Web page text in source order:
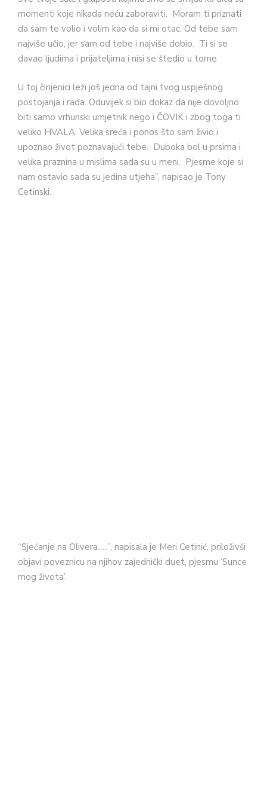
momenti koje nikada neću zaboraviti. Moram ti priznati
da sam te volio i volim kao da si mi otac. Od tebe sam
najviše učio, jer sam od tebe i najviše dobio. Ti si se
davao ljudima i prijateljima i nisi se štedio u tome.
U toj činjenici leži još jedna od tajni tvog uspješnog
postojanja i rada. Oduvijek si bio dokaz da nije dovoljno
biti samo vrhunski umjetnik nego i ČOVIK i zbog toga ti
veliko HVALA. Velika sreća i ponos što sam živio i
upoznao život poznavajući tebe. Duboka bol u prsima i
velika praznina u mislima sada su u meni. Pjesme koje si
nam ostavio sada su jedina utjeha”, napisao je Tony
Cetinski.
“Sjećanje na Olivera…..”, napisala je Meri Cetinić, priloživši
objavi poveznicu na njihov zajednički duet, pjesmu ‘Sunce
mog života’.